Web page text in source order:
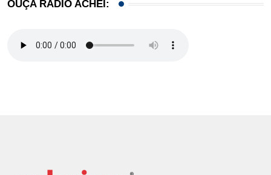
OUÇA RÁDIO ACHEI: